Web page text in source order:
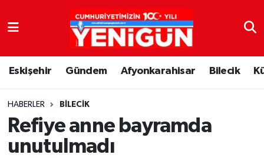
Eskişehir Gündem Afyonkarahisar Bilecik
HABERLER BILECIK
Refiye anne bayramda
unutulmadı
Nöbetçi Eczaneler
Hava Durumu
Trafik Durumu
Süper Lig Puan Durumu ve Fikstür